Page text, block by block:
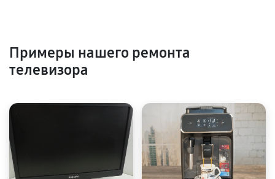
Примеры нашего ремонта
телевизора